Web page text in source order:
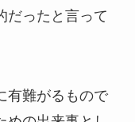
だったと言って
有難がるもので